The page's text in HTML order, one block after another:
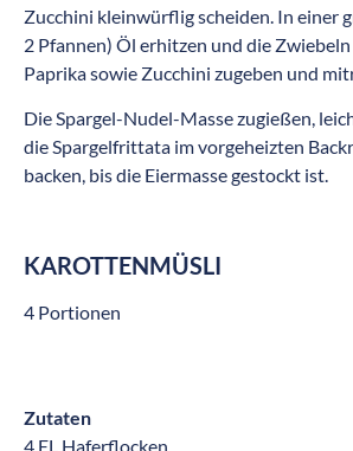
Zucchini kleinwürflig scheiden. In einer
2 Pfannen) Öl erhitzen und die Zwiebeln
Paprika sowie Zucchini zugeben und
Die Spargel-Nudel-Masse zugießen,
die Spargelfrittata im vorgeheizten
backen, bis die Eiermasse gestockt ist.
KAROTTENMÜSLI
4 Portionen
Zutaten
4 EL Haferflocken